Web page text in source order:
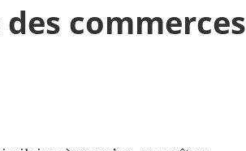
commerces